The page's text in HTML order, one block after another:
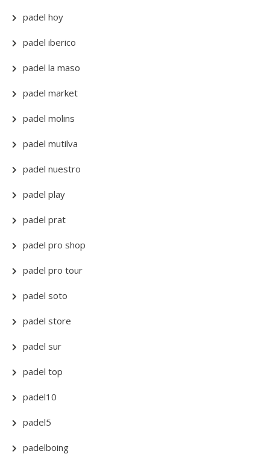
padel hoy
padel iberico
padel la maso
padel market
padel molins
padel mutilva
padel nuestro
padel play
padel prat
padel pro shop
padel pro tour
padel soto
padel store
padel sur
padel top
padel10
padel5
padelboing